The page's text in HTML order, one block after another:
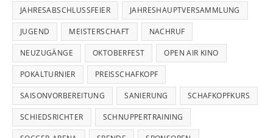
JAHRESABSCHLUSSFEIER JAHRESHAUPTVERSAMMLUNG
JUGEND MEISTERSCHAFT NACHRUF
NEUZUGÄNGE OKTOBERFEST OPEN AIR KINO
POKALTURNIER PREISSCHAFKOPF
SAISONVORBEREITUNG SANIERUNG SCHAFKOPFKURS
SCHIEDSRICHTER SCHNUPPERTRAINING